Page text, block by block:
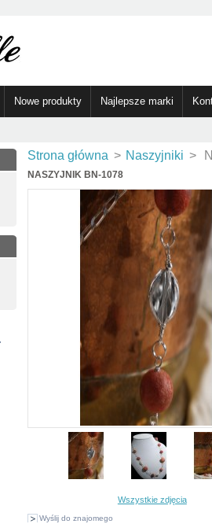
Nowe produkty Najlepsze marki
Strona główna > Naszyjniki >
NASZYJNIK BN-1078
Wszystkie zdjęcia
Wyślij do znajomego